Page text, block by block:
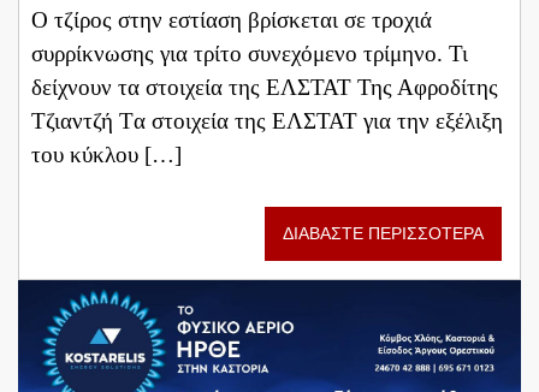
Ο τζίρος στην εστίαση βρίσκεται σε τροχιά
συρρίκνωσης για τρίτο συνεχόμενο τρίμηνο. Τι
δείχνουν τα στοιχεία της ΕΛΣΤΑΤ Της Αφροδίτης
Τζιαντζή Tα στοιχεία της ΕΛΣΤΑΤ για την εξέλιξη
του κύκλου […]
ΔΙΑΒΑΣΤΕ ΠΕΡΙΣΣΟΤΕΡΑ